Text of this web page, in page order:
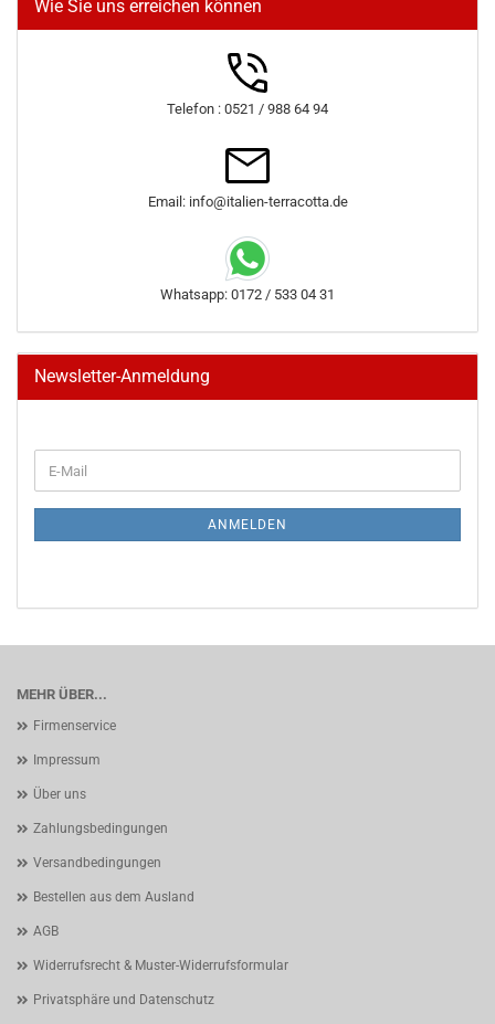
Wie Sie uns erreichen können
Telefon : 0521 / 988 64 94
Email: info@italien-terracotta.de
Whatsapp: 0172 / 533 04 31
Newsletter-Anmeldung
ZUR
E-
Mail
ANMELDEN
MEHR ÜBER...
Firmenservice
Impressum
Über uns
Zahlungsbedingungen
Versandbedingungen
Bestellen aus dem Ausland
AGB
Widerrufsrecht & Muster-Widerrufsformular
Privatsphäre und Datenschutz